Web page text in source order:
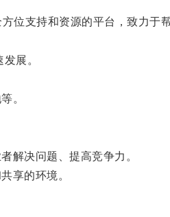
位支持和资源的平台，致力于
展。
。
解决问题、提高竞争力。
享的环境。